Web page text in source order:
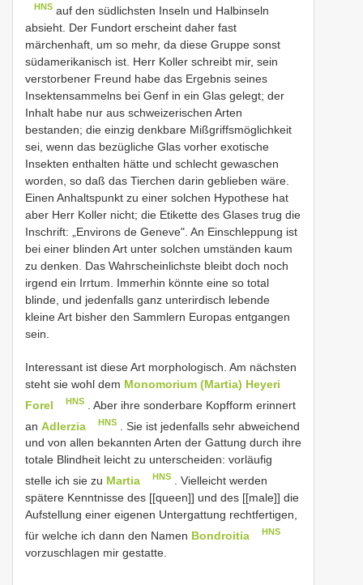
HNS auf den südlichsten Inseln und Halbinseln
absieht. Der Fundort erscheint daher fast
märchenhaft, um so mehr, da diese Gruppe sonst
südamerikanisch ist. Herr Koller schreibt mir, sein
verstorbener Freund habe das Ergebnis seines
Insektensammelns bei Genf in ein Glas gelegt; der
Inhalt habe nur aus schweizerischen Arten
bestanden; die einzig denkbare Mißgriffsmöglichkeit
sei, wenn das bezügliche Glas vorher exotische
Insekten enthalten hätte und schlecht gewaschen
worden, so daß das Tierchen darin geblieben wäre.
Einen Anhaltspunkt zu einer solchen Hypothese hat
aber Herr Koller nicht; die Etikette des Glases trug die
Inschrift: „Environs de Geneve". An Einschleppung ist
bei einer blinden Art unter solchen umständen kaum
zu denken. Das Wahrscheinlichste bleibt doch noch
irgend ein Irrtum. Immerhin könnte eine so total
blinde, und jedenfalls ganz unterirdisch lebende
kleine Art bisher den Sammlern Europas entgangen
sein.
Interessant ist diese Art morphologisch. Am nächsten
steht sie wohl dem Monomorium (Martia) Heyeri
Forel
HNS
. Aber ihre sonderbare Kopfform erinnert
an Adlerzia HNS
. Sie ist jedenfalls sehr abweichend
und von allen bekannten Arten der Gattung durch ihre
totale Blindheit leicht zu unterscheiden: vorläufig
stelle ich sie zu Martia HNS
. Vielleicht werden
spätere Kenntnisse des [[queen]] und des [[male]] die
Aufstellung einer eigenen Untergattung rechtfertigen,
für welche ich dann den Namen Bondroitia HNS
vorzuschlagen mir gestatte.